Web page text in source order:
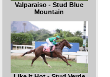
Valparaiso - Stud Blue
Mountain